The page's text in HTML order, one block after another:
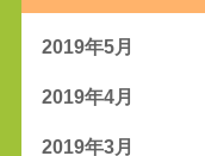
2019年5月
2019年4月
2019年3月